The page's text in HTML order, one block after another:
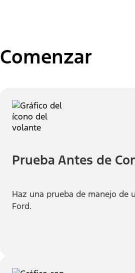
Comenzar
Prueba Antes de
Haz una prueba de manejo de
Ford.